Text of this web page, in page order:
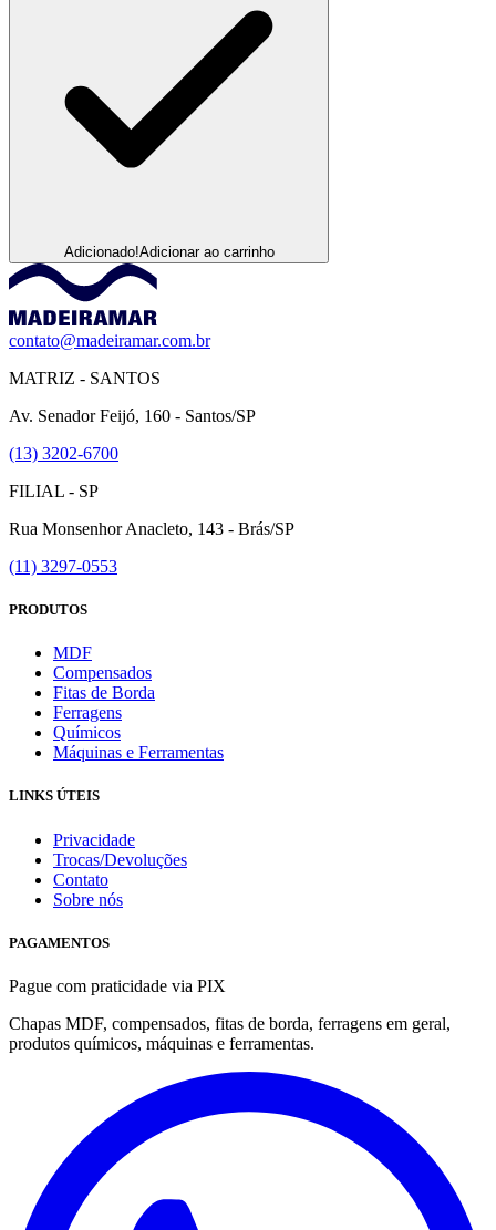
Adicionado!Adicionar ao carrinho
contato@madeiramar.com.br
MATRIZ - SANTOS
Av. Senador Feijó, 160 - Santos/SP
(13) 3202-6700
FILIAL - SP
Rua Monsenhor Anacleto, 143 - Brás/SP
(11) 3297-0553
PRODUTOS
MDF
Compensados
Fitas de Borda
Ferragens
Químicos
Máquinas e Ferramentas
LINKS ÚTEIS
Privacidade
Trocas/Devoluções
Contato
Sobre nós
PAGAMENTOS
Pague com praticidade via PIX
Chapas MDF, compensados, fitas de borda, ferragens em geral,
produtos químicos, máquinas e ferramentas.